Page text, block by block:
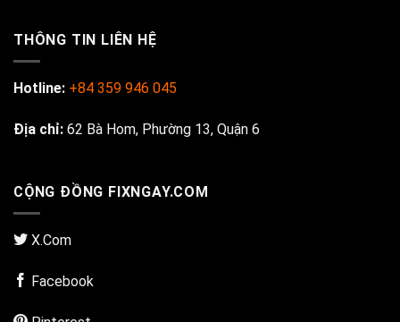
THÔNG TIN LIÊN HỆ
Hotline: +84 359 946 045
Địa chỉ: 62 Bà Hom, Phường 13, Quận 6
CỘNG ĐỒNG FIXNGAY.COM
X.Com
Facebook